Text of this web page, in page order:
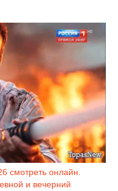
смотреть онлайн.
и вечерний